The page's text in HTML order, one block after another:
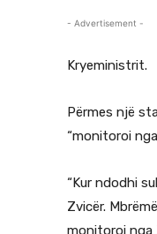
- Advertisement -
Kryeministrit.
Përmes një
“monitoroi
“Kur ndodhi
Zvicër.
monitoroi nga